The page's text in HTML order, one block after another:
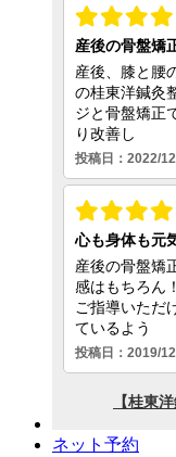
ネット予約